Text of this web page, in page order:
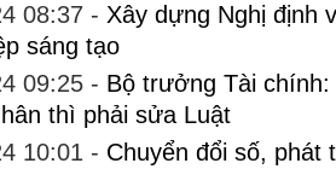
08:37- Xây dựng Nghị định
sáng tạo
09:25- Bộ trưởng Tài
thì phải sửa Luật
10:01 - Chuyển đổi số, phát